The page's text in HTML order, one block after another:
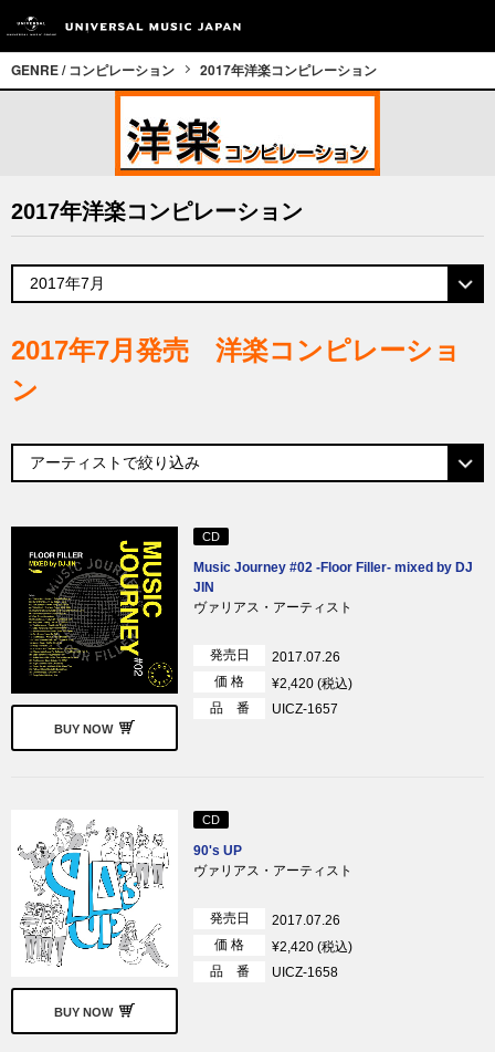
GENRE / コンピレーション 2017年洋楽コンピレーション
2017年洋楽コンピレーション
2017年7月発売 洋楽コンピレーショ
ン
BUY NOW
CD
Music Journey #02 -Floor Filler- mixed by DJ
JIN
ヴァリアス・アーティスト
発売日
2017.07.26
価 格
¥2,420 (税込)
品 番
UICZ-1657
BUY NOW
CD
90's UP
ヴァリアス・アーティスト
発売日
2017.07.26
価 格
¥2,420 (税込)
品 番
UICZ-1658